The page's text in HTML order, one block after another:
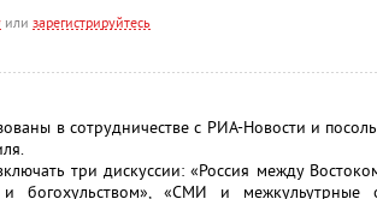
или зарегистрируйтесь
в сотрудничестве с РИА-Новости и
три дискуссии: «Россия между
и богохульством», «СМИ и